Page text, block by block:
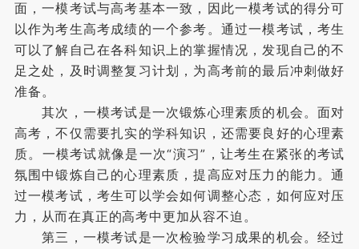
面，一模考试与高考基本一致，因此一模考试的得分可
以作为考生高考成绩的一个参考。通过一模考试，考生
可以了解自己在各科知识上的掌握情况，发现自己的不
足之处，及时调整复习计划，为高考前的最后冲刺做好
准备。
其次，一模考试是一次锻炼心理素质的机会。面对
高考，不仅需要扎实的学科知识，还需要良好的心理素
质。一模考试就像是一次“演习”，让考生在紧张的考试
氛围中锻炼自己的心理素质，提高应对压力的能力。通
过一模考试，考生可以学会如何调整心态，如何应对压
力，从而在真正的高考中更加从容不迫。
第三，一模考试是一次检验学习成果的机会。经过